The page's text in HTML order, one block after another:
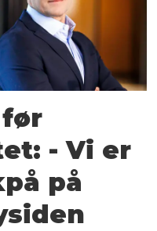
- Vi er
på